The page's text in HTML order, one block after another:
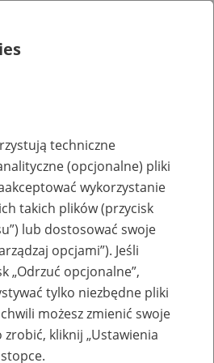
techniczne
(opcjonalne) pliki
wykorzystanie
takich plików (przycisk
lub dostosować swoje
opcjami”). Jeśli
„Odrzuć opcjonalne”,
tylko niezbędne pliki
możesz zmienić swoje
kliknij „Ustawienia